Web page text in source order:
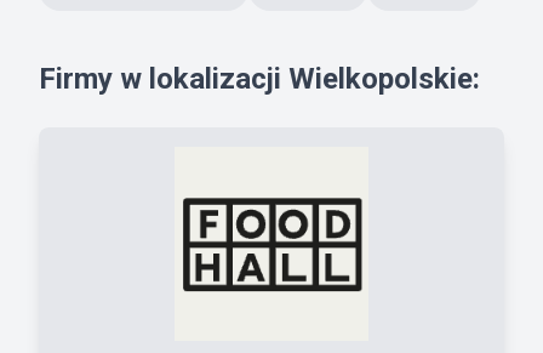
Firmy w lokalizacji Wielkopolskie: